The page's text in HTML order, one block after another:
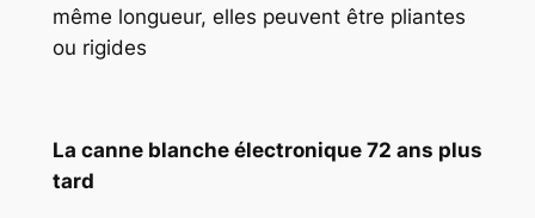
même longueur, elles peuvent être pliantes
ou rigides
La canne blanche électronique 72 ans plus
tard